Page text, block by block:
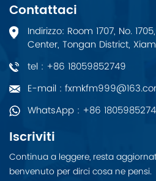
centrale per S7-400H
4 interfacce: 1 MPI/DP, 1
DP e 2 per moduli di
sincronizzazione 20 MB
di memoria (10 MB
dati/10 programma
MB).
Contattaci
Indirizzo: Room 1707, No.
Center, Tongan District,
tel : +86 18059852749
E-mail :
WhatsApp : +86
Iscriviti
Continua a leggere, resta
benvenuto per dirci cosa ne pensi.